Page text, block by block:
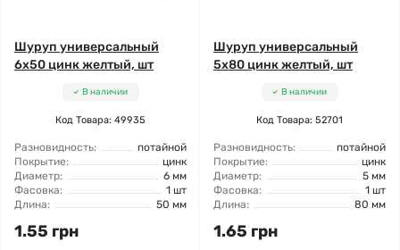
Шуруп универсальный
6x50 цинк желтый, шт
В наличии
Код Товара: 49935
Разновидность:
потайной
Покрытие:
цинк
Диаметр:
6 мм
Фасовка:
1 шт
Длина:
50 мм
1.55 грн
Шуруп универсальный
5x80 цинк желтый, шт
В наличии
Код Товара: 52701
Разновидность:
потайной
Покрытие:
цинк
Диаметр:
5 мм
Фасовка:
1 шт
Длина:
80 мм
1.65 грн